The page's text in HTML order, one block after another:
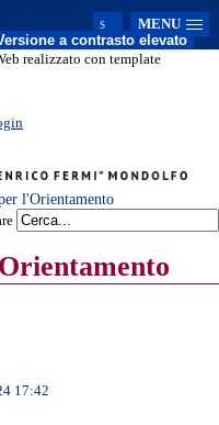
MENU
realizzato con template
a contrasto elevato
l'Orientamento
17:42